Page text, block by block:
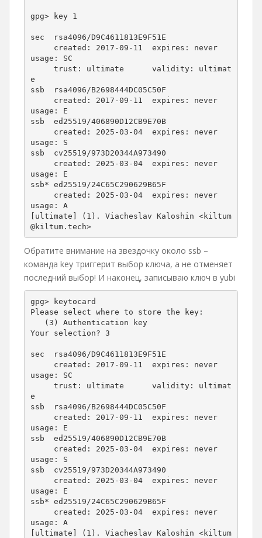
gpg> key 1
sec  rsa4096/D9C4611813E9F51E
usage: SC
e
ssb  rsa4096/B2698444DC05C50F
usage: E
ssb  ed25519/406890D12CB9E70B
usage: S
ssb  cv25519/973D20344A973490
usage: E
ssb* ed25519/24C65C290629B65F
usage: A
[ultimate] (1). Viacheslav Kaloshin <kiltum
@kiltum.tech>
Обратите внимание на звездочку около ssb –
команда key триггерит выбор ключа, а не отменяет
последний выбор! И наконец, записываю ключ в yubi
gpg> keytocard
Please select where to store the key:
Your selection? 3
sec  rsa4096/D9C4611813E9F51E
usage: SC
e
ssb  rsa4096/B2698444DC05C50F
usage: E
ssb  ed25519/406890D12CB9E70B
usage: S
ssb  cv25519/973D20344A973490
usage: E
ssb* ed25519/24C65C290629B65F
usage: A
[ultimate] (1). Viacheslav Kaloshin <kiltum